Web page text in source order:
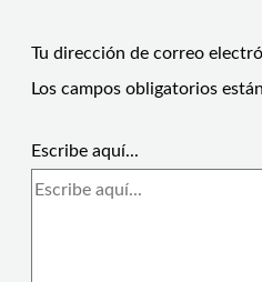
Tu dirección de correo
Los campos obligatorios
Escribe aquí...